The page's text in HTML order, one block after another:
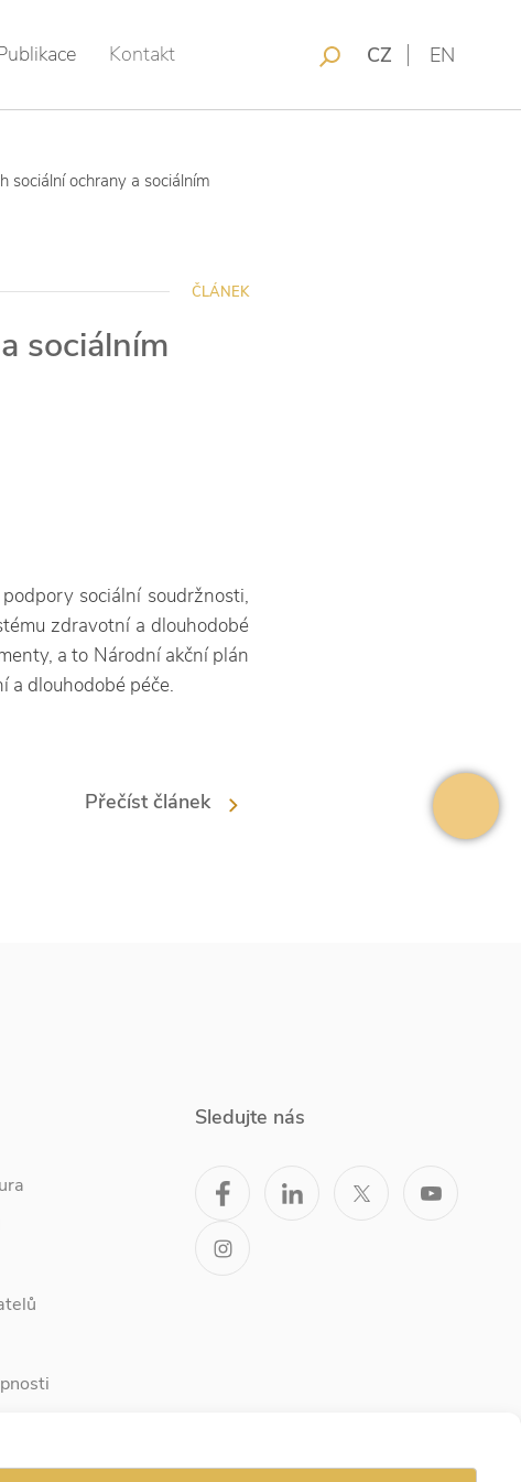
Kontakt CZ EN
sociální ochrany a sociálním
ČLÁNEK
sociálním
sociální soudržnosti,
zdravotní a dlouhodobé
a to Národní akční plán
a dlouhodobé péče.
Přečíst článek
Sledujte nás